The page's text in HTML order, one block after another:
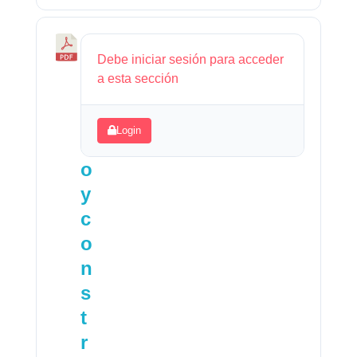
D
o
y
c
o
n
s
t
r
Debe iniciar sesión para acceder
a esta sección
Login